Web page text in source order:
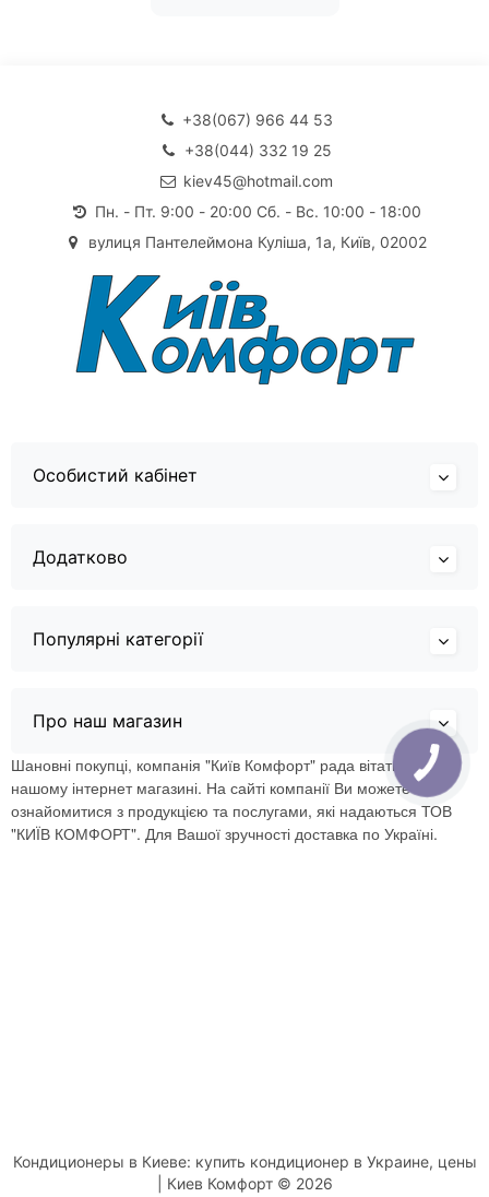
+38(067) 966 44 53
+38(044) 332 19 25
kiev45@hotmail.com
Пн. - Пт. 9:00 - 20:00 Сб. - Вс. 10:00 - 18:00
вулиця Пантелеймона Куліша, 1а, Київ, 02002
Особистий кабінет
Додатково
Популярні категорії
Про наш магазин
Шановні покупці, компанія "Київ Комфорт" рада вітати Вас в
нашому інтернет магазині. На сайті компанії Ви можете
ознайомитися з продукцією та послугами, які надаються ТОВ
"КИЇВ КОМФОРТ". Для Вашої зручності доставка по Україні.
Кондиционеры в Киеве: купить кондиционер в Украине, цены
| Киев Комфорт © 2026